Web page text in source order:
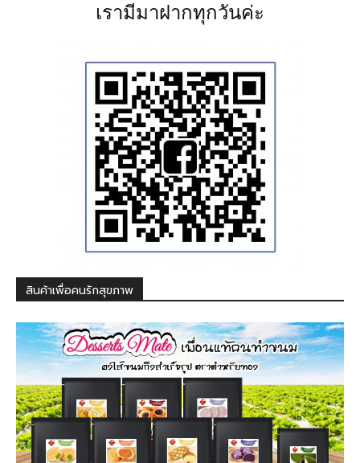
เรามีมาฝากทุกวันค่ะ
สินค้าเพื่อคนรักสุขภาพ